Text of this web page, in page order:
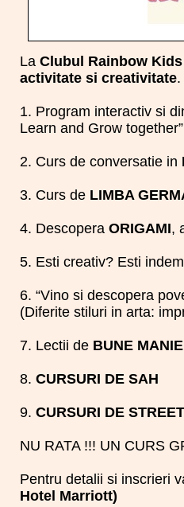
La Clubul Rainbow Kids
activitate si creativitate.
1. Program interactiv si
Learn and Grow together”
2. Curs de conversatie in
3. Curs de LIMBA
4. Descopera ORIGAMI,
5. Esti creativ? Esti
6. “Vino si descopera
(Diferite stiluri in arta:
7. Lectii de BUNE
8. CURSURI DE SAH
9. CURSURI DE
NU RATA !!! UN CURS
Pentru detalii si inscrieri
Hotel Marriott)